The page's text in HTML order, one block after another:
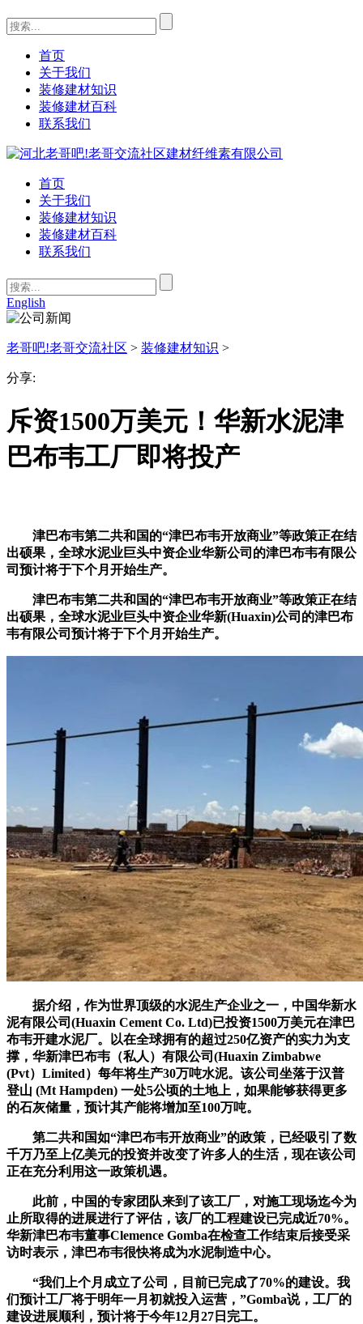
首页
关于我们
装修建材知识
装修建材百科
联系我们
首页
关于我们
装修建材知识
装修建材百科
联系我们
English
老哥吧!老哥交流社区 > 装修建材知识 >
分享:
斥资1500万美元！华新水泥津
巴布韦工厂即将投产
津巴布韦第二共和国的“津巴布韦开放商业”等政策正在结
出硕果，全球水泥业巨头中资企业华新公司的津巴布韦有限公
司预计将于下个月开始生产。
津巴布韦第二共和国的“津巴布韦开放商业”等政策正在结
出硕果，全球水泥业巨头中资企业华新(Huaxin)公司的津巴布
韦有限公司预计将于下个月开始生产。
据介绍，作为世界顶级的水泥生产企业之一，中国华新水
泥有限公司(Huaxin Cement Co. Ltd)已投资1500万美元在津巴
布韦开建水泥厂。以在全球拥有的超过250亿资产的实力为支
撑，华新津巴布韦（私人）有限公司(Huaxin Zimbabwe
(Pvt）Limited）每年将生产30万吨水泥。该公司坐落于汉普
登山 (Mt Hampden) 一处5公顷的土地上，如果能够获得更多
的石灰储量，预计其产能将增加至100万吨。
第二共和国如“津巴布韦开放商业”的政策，已经吸引了数
千万乃至上亿美元的投资并改变了许多人的生活，现在该公司
正在充分利用这一政策机遇。
此前，中国的专家团队来到了该工厂，对施工现场迄今为
止所取得的进展进行了评估，该厂的工程建设已完成近70%。
华新津巴布韦董事Clemence Gomba在检查工作结束后接受采
访时表示，津巴布韦很快将成为水泥制造中心。
“我们上个月成立了公司，目前已完成了70%的建设。我
们预计工厂将于明年一月初就投入运营，”Gomba说，工厂的
建设进展顺利，预计将于今年12月27日完工。